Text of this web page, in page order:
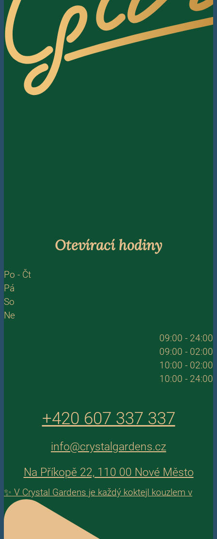
Otevírací hodiny
Po - Čt
Pá
So
Ne
09:00 - 24:00
09:00 - 02:00
10:00 - 02:00
10:00 - 24:00
+420 607 337 337
info@crystalgardens.cz
Na Příkopě 22, 110 00 Nové Město
✨ V Crystal Gardens je každý koktejl kouzlem v